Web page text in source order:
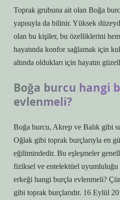
Toprak grubuna ait olan Boğa
yapısıyla da bilinir. Yüksek
olan bu kişiler, bu özelliklerini
hayatında konfor sağlamak için
altında oldukları için hayatın
Boğa burcu hangi
evlenmeli?
Boğa burcu, Akrep ve Balık gibi
Oğlak gibi toprak burçlarıyla en
eğilimindedir. Bu eşleşmeler
fiziksel ve entelektüel
erkeği hangi burçla evlenmeli?
gibi toprak burçlarıdır. 16 Eylül